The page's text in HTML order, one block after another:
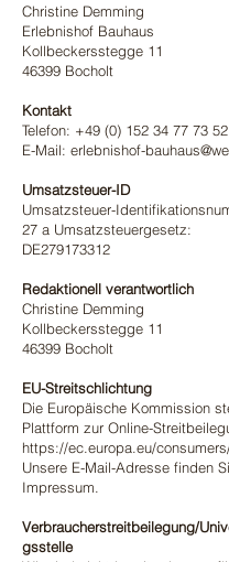
Christine Demming
Erlebnishof Bauhaus
Kollbeckersstegge 11
46399 Bocholt
Kontakt
Telefon: +49 (0) 152 34 77 73 52
E-Mail: erlebnishof-
Umsatzsteuer-ID
Umsatzsteuer-
27 a Umsatzsteuergesetz:
DE279173312
Redaktionell verantwortlich
Christine Demming
Kollbeckersstegge 11
46399 Bocholt
EU-Streitschlichtung
Die Europäische Kommission
Plattform zur Online-
https://ec.europa.eu/
Unsere E-Mail-Adresse finden
Impressum.
Verbraucherstreitbeilegung/
gsstelle